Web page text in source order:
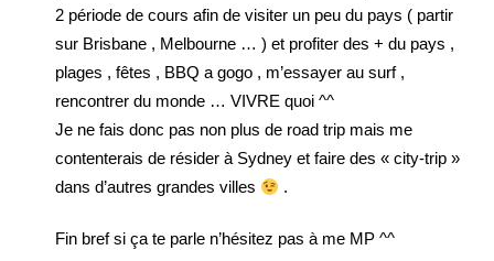
2 période de cours afin de visiter un peu du pays ( partir
sur Brisbane , Melbourne … ) et profiter des + du pays ,
plages , fêtes , BBQ a gogo , m’essayer au surf ,
rencontrer du monde … VIVRE quoi ^^
Je ne fais donc pas non plus de road trip mais me
contenterais de résider à Sydney et faire des « city-trip »
dans d’autres grandes villes
.
Fin bref si ça te parle n’hésitez pas à me MP ^^